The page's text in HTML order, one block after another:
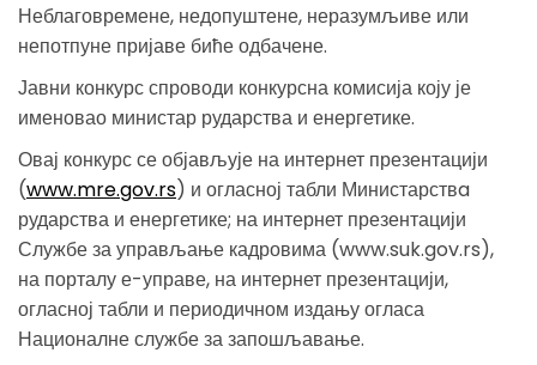
Неблаговремене, недопуштене, неразумљиве или
непотпуне пријаве биће одбачене.
Јавни конкурс спроводи конкурсна комисија коју је
именовао министар рударства и енергетике.
Овај конкурс се објављује на интернет презентацији
(www.mre.gov.rs) и огласној табли Министарствa
рударства и енергетике; на интернет презентацији
Службе за управљање кадровима (www.suk.gov.rs),
на порталу е-управе, на интернет презентацији,
огласној табли и периодичном издању огласа
Националне службе за запошљавање.